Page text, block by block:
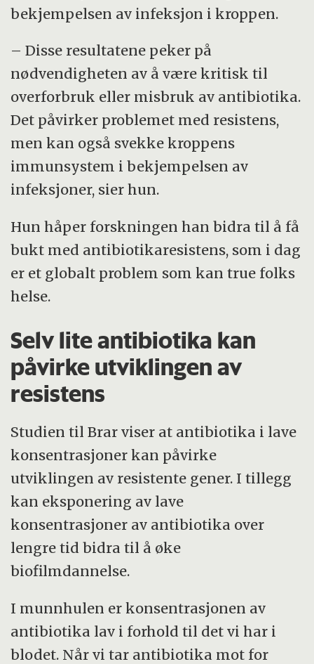
bekjempelsen av infeksjon i kroppen.
– Disse resultatene peker på
nødvendigheten av å være kritisk til
overforbruk eller misbruk av antibiotika.
Det påvirker problemet med resistens,
men kan også svekke kroppens
immunsystem i bekjempelsen av
infeksjoner, sier hun.
Hun håper forskningen han bidra til å få
bukt med antibiotikaresistens, som i dag
er et globalt problem som kan true folks
helse.
Selv lite antibiotika kan
påvirke utviklingen av
resistens
Studien til Brar viser at antibiotika i lave
konsentrasjoner kan påvirke
utviklingen av resistente gener. I tillegg
kan eksponering av lave
konsentrasjoner av antibiotika over
lengre tid bidra til å øke
biofilmdannelse.
I munnhulen er konsentrasjonen av
antibiotika lav i forhold til det vi har i
blodet. Når vi tar antibiotika mot for